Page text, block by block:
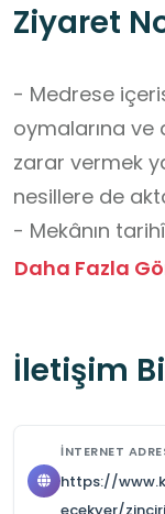
Ziyaret
- Medrese
oymalarına
zarar vermek
nesillere de
- Mekânın
göstermek
- Mekân içinde
bazı özel
kullanmak
Daha Fazla
İletişim
İNTERNET
https://